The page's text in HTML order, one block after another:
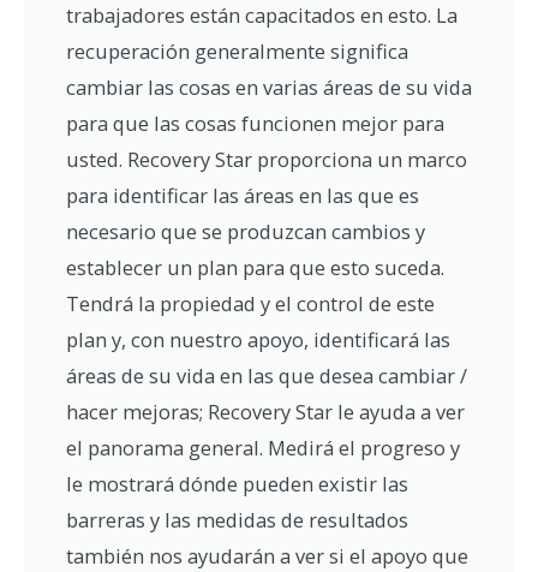
trabajadores están capacitados en esto. La
recuperación generalmente significa
cambiar las cosas en varias áreas de su vida
para que las cosas funcionen mejor para
usted. Recovery Star proporciona un marco
para identificar las áreas en las que es
necesario que se produzcan cambios y
establecer un plan para que esto suceda.
Tendrá la propiedad y el control de este
plan y, con nuestro apoyo, identificará las
áreas de su vida en las que desea cambiar /
hacer mejoras; Recovery Star le ayuda a ver
el panorama general. Medirá el progreso y
le mostrará dónde pueden existir las
barreras y las medidas de resultados
también nos ayudarán a ver si el apoyo que